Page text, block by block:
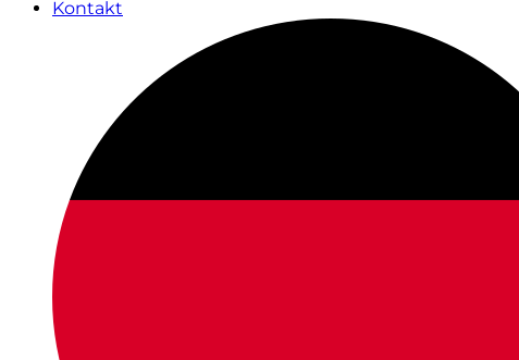
Kontakt